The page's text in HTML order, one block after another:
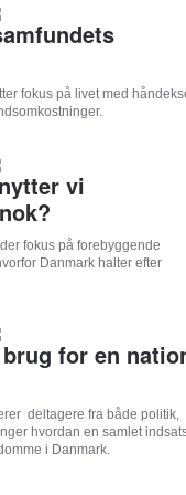
fokus på livet med
vi
fokus på forebyggende
Danmark halter efter
for en
deltagere fra både politik,
hvordan en samlet
i Danmark.